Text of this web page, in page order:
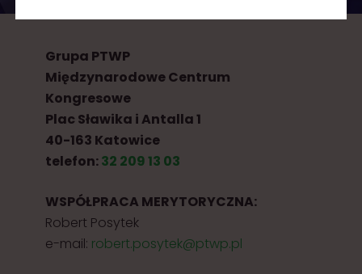
Grupa PTWP
Międzynarodowe Centrum
Kongresowe
Plac Sławika i Antalla 1
40-163 Katowice
telefon:32 209 13 03
WSPÓŁPRACA MERYTORYCZNA:
Robert Posytek
e-mail: robert.posytek@ptwp.pl